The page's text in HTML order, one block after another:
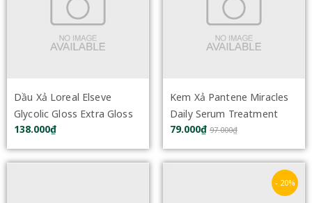
Dầu Xả Loreal Elseve
Glycolic Gloss Extra Gloss
Conditioner 265ml
138.000₫
Kem Xả Pantene Miracles
Daily Serum Treatment
180ml
79.000₫ 97.000₫
- 20%